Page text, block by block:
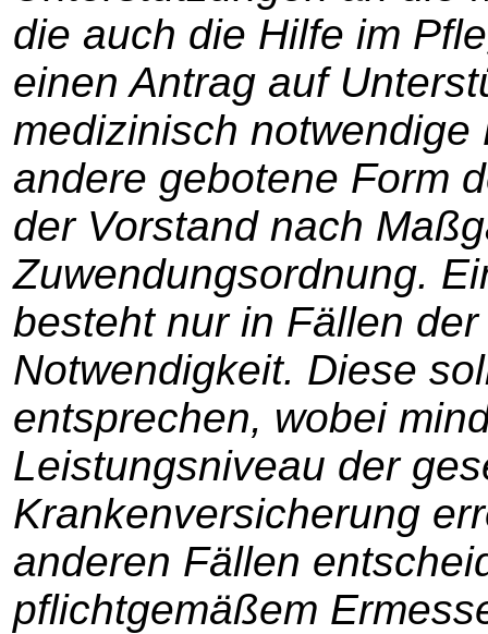
die auch die Hilfe im
einen Antrag auf
medizinisch
andere gebotene Form
der Vorstand nach
Zuwendungsordnung.
besteht nur in Fällen
Notwendigkeit. Diese
entsprechen, wobei
Leistungsniveau der
Krankenversicherung
anderen Fällen
pflichtgemäßem